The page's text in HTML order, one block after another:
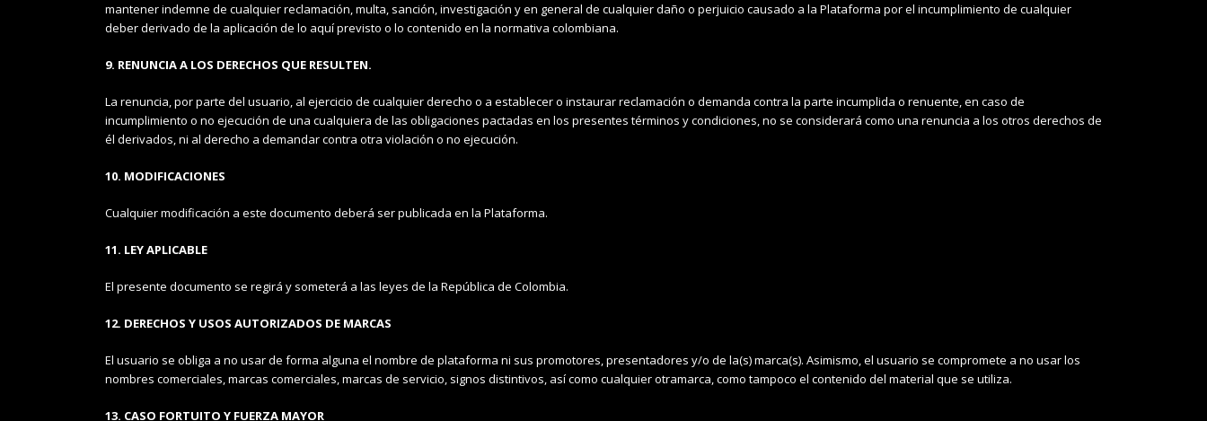
mantener indemne de cualquier reclamación, multa, sanción, investigación y en general de cualquier daño o perjuicio causado a la Plataforma por el incumplimiento de cualquier
deber derivado de la aplicación de lo aquí previsto o lo contenido en la normativa colombiana.
9. RENUNCIA A LOS DERECHOS QUE RESULTEN.
La renuncia, por parte del usuario, al ejercicio de cualquier derecho o a establecer o instaurar reclamación o demanda contra la parte incumplida o renuente, en caso de
incumplimiento o no ejecución de una cualquiera de las obligaciones pactadas en los presentes términos y condiciones, no se considerará como una renuncia a los otros derechos de
él derivados, ni al derecho a demandar contra otra violación o no ejecución.
10. MODIFICACIONES
Cualquier modificación a este documento deberá ser publicada en la Plataforma.
11. LEY APLICABLE
El presente documento se regirá y someterá a las leyes de la República de Colombia.
12. DERECHOS Y USOS AUTORIZADOS DE MARCAS
El usuario se obliga a no usar de forma alguna el nombre de plataforma ni sus promotores, presentadores y/o de la(s) marca(s). Asimismo, el usuario se compromete a no usar los
nombres comerciales, marcas comerciales, marcas de servicio, signos distintivos, así como cualquier otramarca, como tampoco el contenido del material que se utiliza.
13. CASO FORTUITO Y FUERZA MAYOR